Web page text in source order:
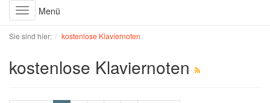
Toggle
navigation
Menü
Sie sind hier: kostenlose Klaviernoten
kostenlose Klaviernoten